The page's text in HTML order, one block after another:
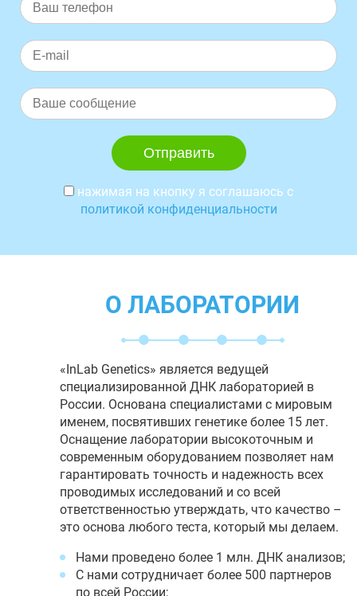
нажимая на кнопку я соглашаюсь с
политикой конфиденциальности
О ЛАБОРАТОРИИ
«InLab Genetics» является ведущей
специализированной ДНК лабораторией в
России. Основана специалистами с мировым
именем, посвятивших генетике более 15 лет.
Оснащение лаборатории высокоточным и
современным оборудованием позволяет нам
гарантировать точность и надежность всех
проводимых исследований и со всей
ответственностью утверждать, что качество –
это основа любого теста, который мы делаем.
Нами проведено более 1 млн. ДНК анализов;
С нами сотрудничает более 500 партнеров
по всей России;